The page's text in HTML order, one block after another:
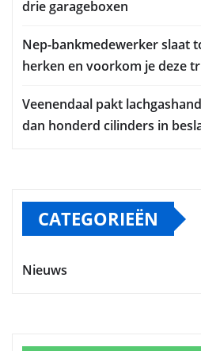
drie garageboxen
Nep-bankmedewerker slaat
herken en voorkom je deze
Veenendaal pakt
dan honderd cilinders in
CATEGORIEËN
Nieuws